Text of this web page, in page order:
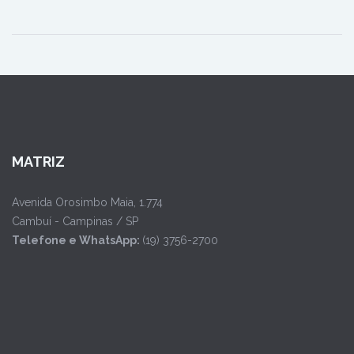
MATRIZ
Avenida Orosimbo Maia, 1.774
Cambuí - Campinas / SP
Telefone e WhatsApp: (19) 3756-2700